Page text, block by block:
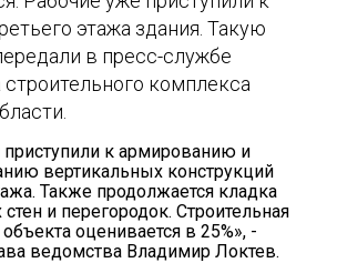
этажа здания. Такую
в пресс-службе
комплекса
приступили к армированию и
вертикальных конструкций
Также продолжается кладка
стен и перегородок. Строительная
оценивается в 25%», -
ведомства Владимир Локтев.